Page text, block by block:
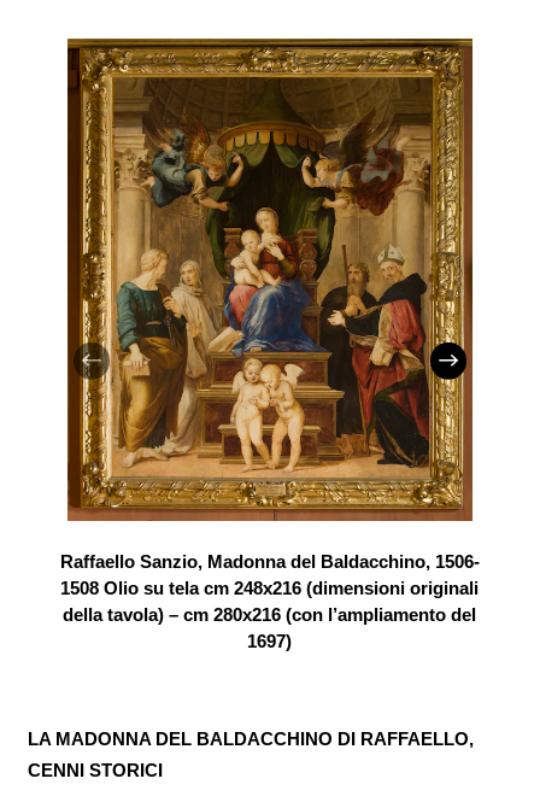
Raffaello Sanzio, Madonna del Baldacchino, 1506-
1508 Olio su tela cm 248x216 (dimensioni originali
della tavola) – cm 280x216 (con l’ampliamento del
1697)
LA MADONNA DEL BALDACCHINO DI RAFFAELLO,
CENNI STORICI